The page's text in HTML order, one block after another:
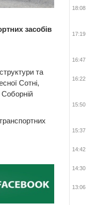
засобів
та
Сотні,
18:08
17:19
16:47
16:22
15:50
15:37
14:42
14:30
13:06